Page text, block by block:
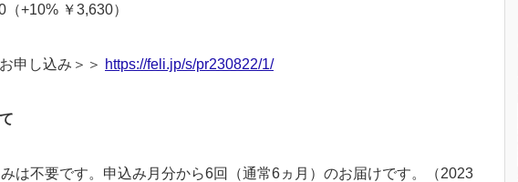
+10% ￥3,630）
申し込み＞＞ https://feli.jp/s/pr230822/1/
は不要です。申込み月分から6回（通常6ヵ月）のお届けです。（2023